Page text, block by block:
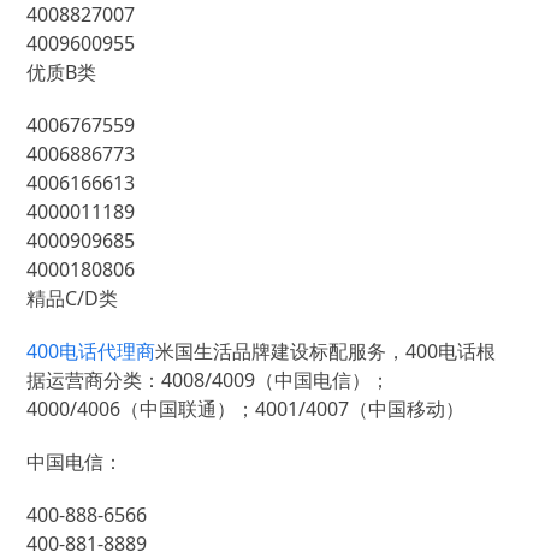
4008827007
4009600955
优质B类
4006767559
4006886773
4006166613
4000011189
4000909685
4000180806
精品C/D类
400电话代理商米国生活品牌建设标配服务，400电话根
据运营商分类：4008/4009（中国电信）；
4000/4006（中国联通）；4001/4007（中国移动）
中国电信：
400-888-6566
400-881-8889